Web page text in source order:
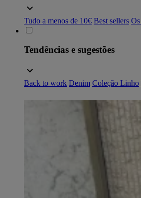
Tudo a menos de 10€ Best sellers
Tendências e sugestões
Back to work Denim Coleção Linho